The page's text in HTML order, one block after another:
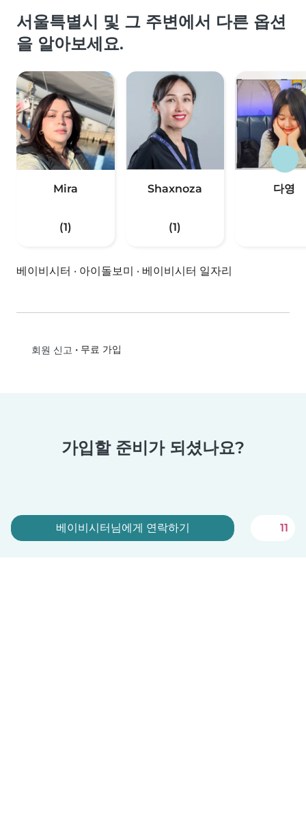
서울특별시 및 그 주변에서 다른 옵션
을 알아보세요.
Mira
(1)
Shaxnoza
(1)
다영
베이비시터 · 아이돌보미 · 베이비시터 일자리
회원 신고 • 무료 가입
가입할 준비가 되셨나요?
베이비시터님에게 연락하기 11